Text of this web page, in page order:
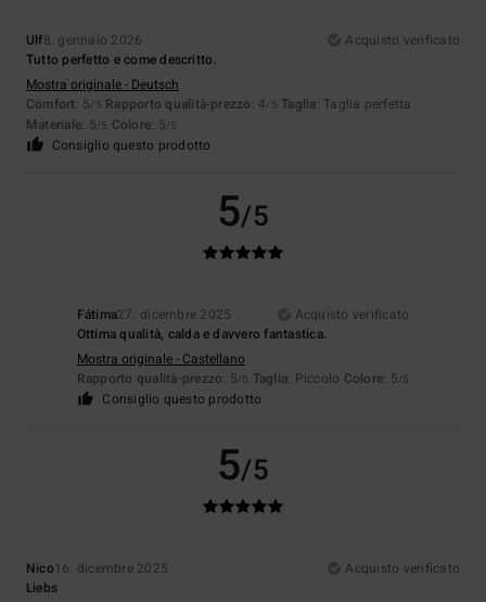
Ulf8. gennaio 2026
Acquisto verificato
Tutto perfetto e come descritto.
Mostra originale - Deutsch
Comfort: 5/5 Rapporto qualità-prezzo: 4/5 Taglia: Taglia perfetta
Materiale: 5/5 Colore: 5/5
Consiglio questo prodotto
5/5
Fátima27. dicembre 2025
Acquisto verificato
Ottima qualità, calda e davvero fantastica.
Mostra originale - Castellano
Rapporto qualità-prezzo: 5/5 Taglia: Piccolo Colore: 5/5
Consiglio questo prodotto
5/5
Nico16. dicembre 2025
Acquisto verificato
Liebs